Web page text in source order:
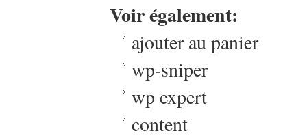
Voir également:
ajouter au panier
wp-sniper
wp expert
content